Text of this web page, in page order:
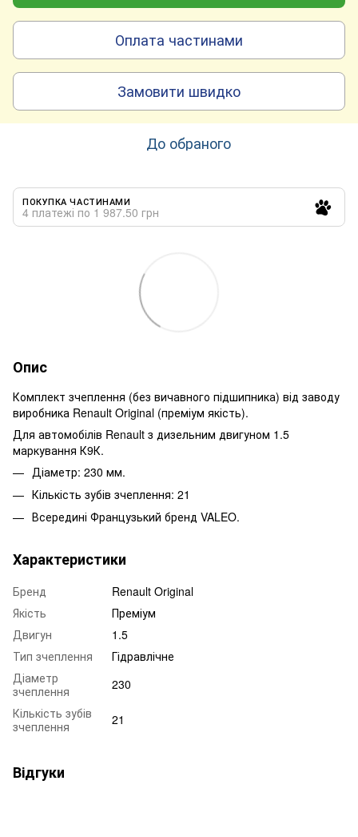
Оплата частинами
Замовити швидко
До обраного
ПОКУПКА ЧАСТИНАМИ
4 платежі по 1 987.50 грн
Опис
Комплект зчеплення (без вичавного підшипника) від заводу
виробника Renault Original (преміум якість).
Для автомобілів Renault з дизельним двигуном 1.5
маркування К9К.
Діаметр: 230 мм.
Кількість зубів зчеплення: 21
Всередині Французький бренд VALEO.
Характеристики
Бренд
Renault Original
Якість
Преміум
Двигун
1.5
Тип зчеплення
Гідравлічне
Діаметр
зчеплення
230
Кількість зубів
зчеплення
21
Відгуки